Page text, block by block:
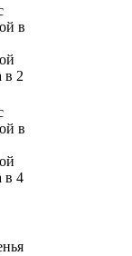
в
в 2
в
в 4